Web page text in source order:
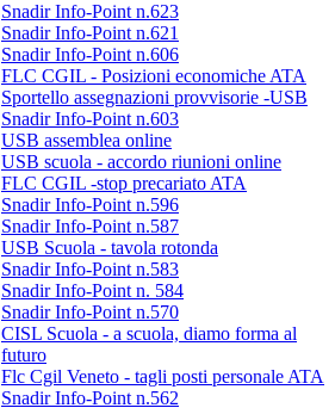
Snadir Info-Point n.623
Snadir Info-Point n.621
Snadir Info-Point n.606
FLC CGIL - Posizioni economiche ATA
Sportello assegnazioni provvisorie -USB
Snadir Info-Point n.603
USB assemblea online
USB scuola - accordo riunioni online
FLC CGIL -stop precariato ATA
Snadir Info-Point n.596
Snadir Info-Point n.587
USB Scuola - tavola rotonda
Snadir Info-Point n.583
Snadir Info-Point n. 584
Snadir Info-Point n.570
CISL Scuola - a scuola, diamo forma al
futuro
Flc Cgil Veneto - tagli posti personale ATA
Snadir Info-Point n.562